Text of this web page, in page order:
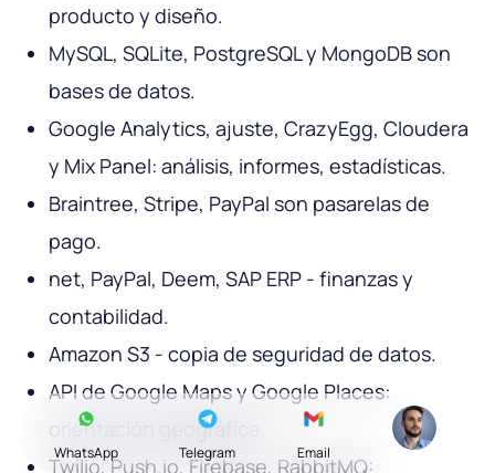
producto y diseño.
MySQL, SQLite, PostgreSQL y MongoDB son
bases de datos.
Google Analytics, ajuste, CrazyEgg, Cloudera
y Mix Panel: análisis, informes, estadísticas.
Braintree, Stripe, PayPal son pasarelas de
pago.
net, PayPal, Deem, SAP ERP - finanzas y
contabilidad.
Amazon S3 - copia de seguridad de datos.
API de Google Maps y Google Places:
orientación geográfica.
Twilio, Push.io, Firebase, RabbitMQ:
WhatsApp Telegram Email